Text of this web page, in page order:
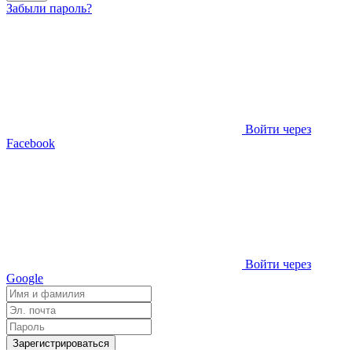
Забыли пароль?
Войти через
Facebook
Войти через
Google
Зарегистрироваться